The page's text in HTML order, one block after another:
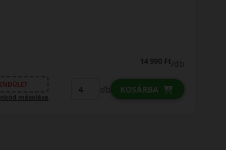
17 690 Ft /db
LENDÜLET
másolása
db KOSÁRBA